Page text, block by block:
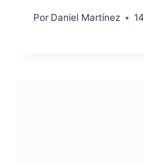
Por Daniel Martínez